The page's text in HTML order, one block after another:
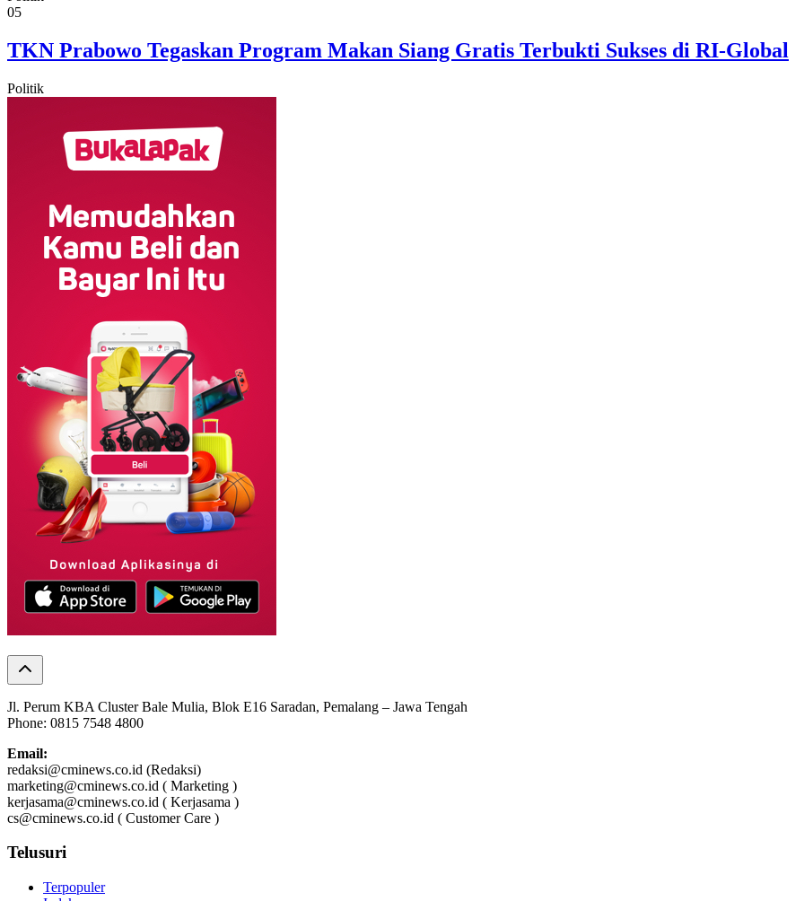
05
TKN Prabowo Tegaskan Program Makan Siang Gratis Terbukti Sukses di RI-Global
Politik
Jl. Perum KBA Cluster Bale Mulia, Blok E16 Saradan, Pemalang – Jawa Tengah
Phone: 0815 7548 4800
Email:
redaksi@cminews.co.id (Redaksi)
marketing@cminews.co.id ( Marketing )
kerjasama@cminews.co.id ( Kerjasama )
cs@cminews.co.id ( Customer Care )
Telusuri
Terpopuler